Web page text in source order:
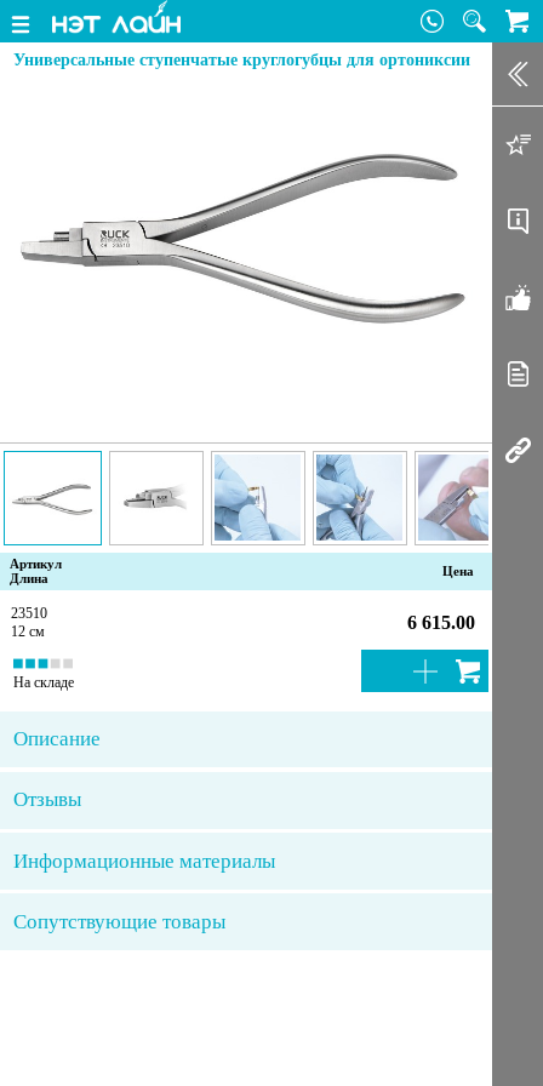
Универсальные ступенчатые круглогубцы для ортониксии
Артикул
Длина
Цена
23510
12 см
6 615.00
На складе
Описание
Отзывы
Информационные материалы
Сопутствующие товары